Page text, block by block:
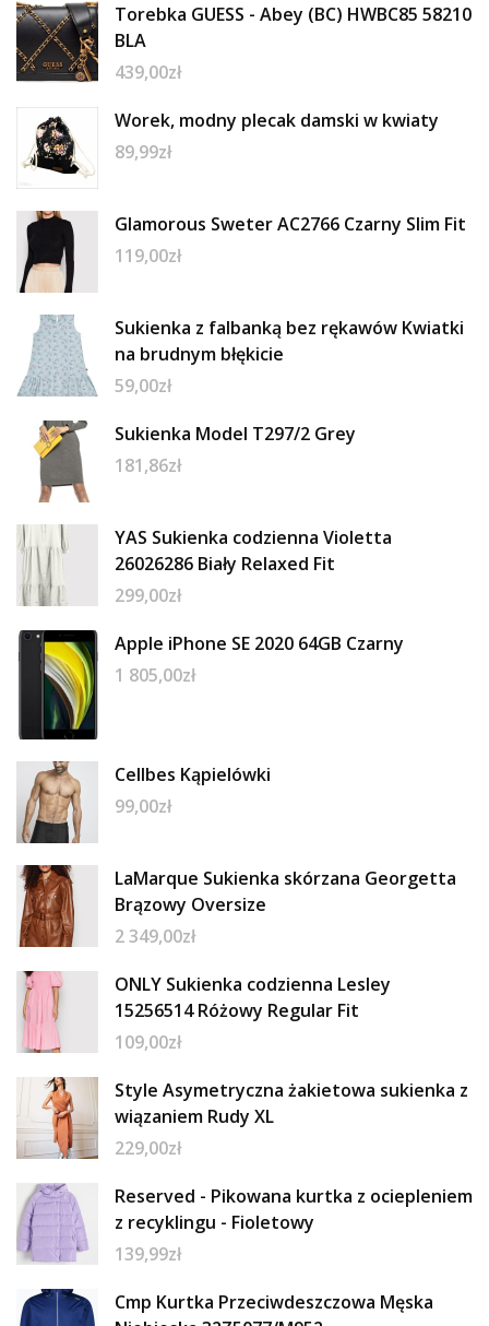
Torebka GUESS - Abey (BC) HWBC85 58210
BLA
439,00zł
Worek, modny plecak damski w kwiaty
89,99zł
Glamorous Sweter AC2766 Czarny Slim Fit
119,00zł
Sukienka z falbanką bez rękawów Kwiatki
na brudnym błękicie
59,00zł
Sukienka Model T297/2 Grey
181,86zł
YAS Sukienka codzienna Violetta
26026286 Biały Relaxed Fit
299,00zł
Apple iPhone SE 2020 64GB Czarny
1 805,00zł
Cellbes Kąpielówki
99,00zł
LaMarque Sukienka skórzana Georgetta
Brązowy Oversize
2 349,00zł
ONLY Sukienka codzienna Lesley
15256514 Różowy Regular Fit
109,00zł
Style Asymetryczna żakietowa sukienka z
wiązaniem Rudy XL
229,00zł
Reserved - Pikowana kurtka z ociepleniem
z recyklingu - Fioletowy
139,99zł
Cmp Kurtka Przeciwdeszczowa Męska